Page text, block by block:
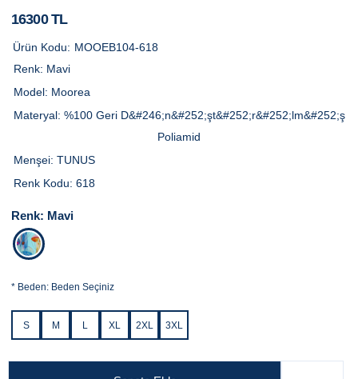
16300 TL
Ürün Kodu: MOOEB104-618
Renk: Mavi
Model: Moorea
Materyal: %100 Geri D&#246;n&#252;şt&#252;r&#252;lm&#252;ş
Poliamid
Menşei: TUNUS
Renk Kodu: 618
Renk: Mavi
* Beden: Beden Seçiniz
S M L XL 2XL 3XL